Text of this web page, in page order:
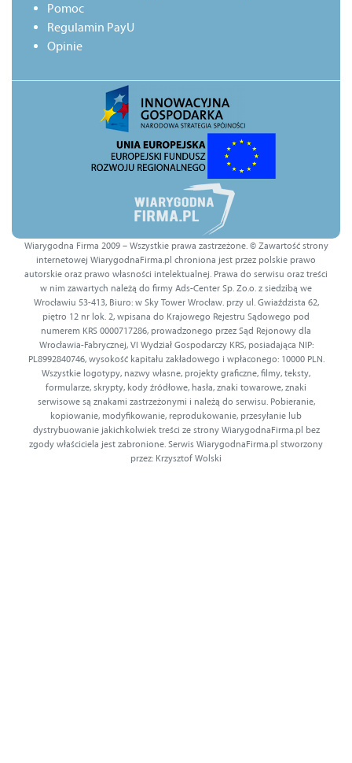
Pomoc
Regulamin PayU
Opinie
Wiarygodna Firma 2009 – Wszystkie prawa zastrzeżone. © Zawartość strony
internetowej WiarygodnaFirma.pl chroniona jest przez polskie prawo
autorskie oraz prawo własności intelektualnej. Prawa do serwisu oraz treści
w nim zawartych należą do firmy Ads-Center Sp. Zo.o. z siedzibą we
Wrocławiu 53-413, Biuro: w Sky Tower Wrocław. przy ul. Gwiaździsta 62,
piętro 12 nr lok. 2, wpisana do Krajowego Rejestru Sądowego pod
numerem KRS 0000717286, prowadzonego przez Sąd Rejonowy dla
Wrocławia-Fabrycznej, VI Wydział Gospodarczy KRS, posiadająca NIP:
PL8992840746, wysokość kapitału zakładowego i wpłaconego: 10000 PLN.
Wszystkie logotypy, nazwy własne, projekty graficzne, filmy, teksty,
formularze, skrypty, kody źródłowe, hasła, znaki towarowe, znaki
serwisowe są znakami zastrzeżonymi i należą do serwisu. Pobieranie,
kopiowanie, modyfikowanie, reprodukowanie, przesyłanie lub
dystrybuowanie jakichkolwiek treści ze strony WiarygodnaFirma.pl bez
zgody właściciela jest zabronione. Serwis WiarygodnaFirma.pl stworzony
przez: Krzysztof Wolski